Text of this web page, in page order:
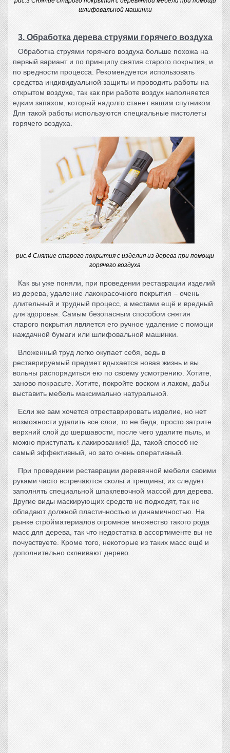
шлифовальной машинки
3. Обработка дерева струями горячего воздуха
Обработка струями горячего воздуха больше похожа на
первый вариант и по принципу снятия старого покрытия, и
по вредности процесса. Рекомендуется использовать
средства индивидуальной защиты и проводить работы на
открытом воздухе, так как при работе воздух наполняется
едким запахом, который надолго станет вашим спутником.
Для такой работы используются специальные пистолеты
горячего воздуха.
рис.4 Снятие старого покрытия с изделия из дерева при помощи
горячего воздуха
Как вы уже поняли, при проведении реставрации изделий
из дерева , удаление лакокрасочного покрытия – очень
длительный и трудный процесс, а местами ещё и вредный
для здоровья. Самым безопасным способом снятия
старого покрытия является его ручное удаление с помощи
наждачной бумаги или шлифовальной машинки.
Вложенный труд легко окупает себя, ведь в
реставрируемый предмет вдыхается новая жизнь и вы
вольны распорядиться ею по своему усмотрению. Хотите,
заново покрасьте. Хотите, покройте воском и лаком, дабы
выставить мебель максимально натуральной.
Если же вам хочется отреставрировать изделие, но нет
возможности удалить все слои, то не беда, просто затрите
верхний слой до шершавости, после чего удалите пыль, и
можно приступать к лакированию! Да, такой способ не
самый эффективный, но зато очень оперативный.
При проведении реставрации деревянной мебели своими
руками часто встречаются сколы и трещины, их следует
заполнять специальной шпаклевочной массой для дерева.
Другие виды маскирующих средств не подходят, так не
обладают должной пластичностью и динамичностью. На
рынке стройматериалов огромное множество такого рода
масс для дерева, так что недостатка в ассортименте вы не
почувствуете. Кроме того, некоторые из таких масс ещё и
дополнительно склеивают дерево.